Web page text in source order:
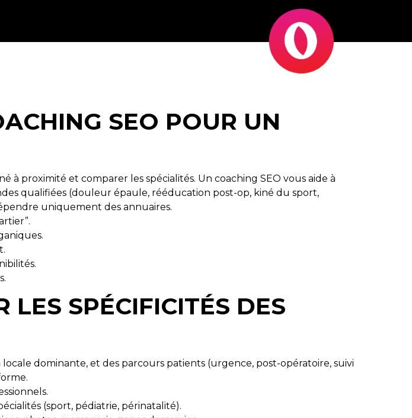
SEO POUR UN
proximité et comparer les spécialités. Un coaching SEO vous aide à
qualifiées (douleur épaule, rééducation post-op, kiné du sport,
uniquement des annuaires.
LES SPÉCIFICITÉS DES
dominante, et des parcours patients (urgence, post-opératoire, suivi
(sport, pédiatrie, périnatalité).